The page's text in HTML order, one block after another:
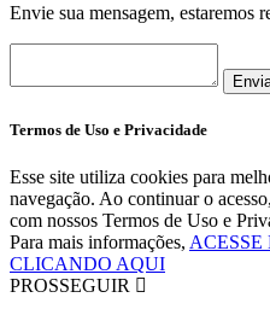
Envie sua mensagem, estaremos
Termos de Uso e Privacidade
Esse site utiliza cookies para
navegação. Ao continuar o
com nossos Termos de Uso e
Para mais informações, ACESSE
CLICANDO AQUI
PROSSEGUIR